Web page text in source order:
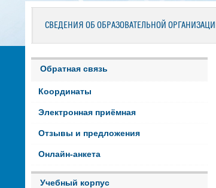
СВЕДЕНИЯ ОБ ОБРАЗОВАТЕЛЬНОЙ
Обратная связь
Координаты
Электронная приёмная
Отзывы и предложения
Онлайн-анкета
Учебный корпус